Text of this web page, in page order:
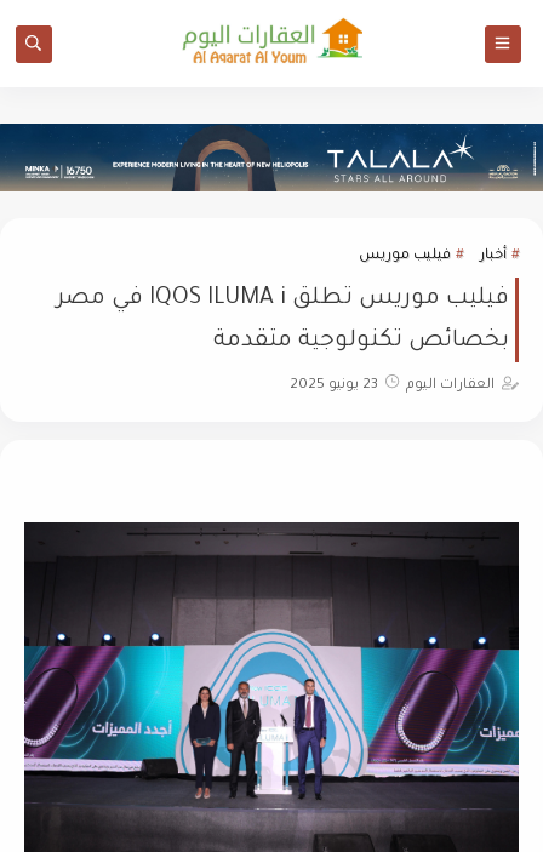
أخبار فيليب موريس
فيليب موريس تطلق IQOS ILUMA i في مصر
بخصائص تكنولوجية متقدمة
العقارات اليوم 23 يونيو 2025